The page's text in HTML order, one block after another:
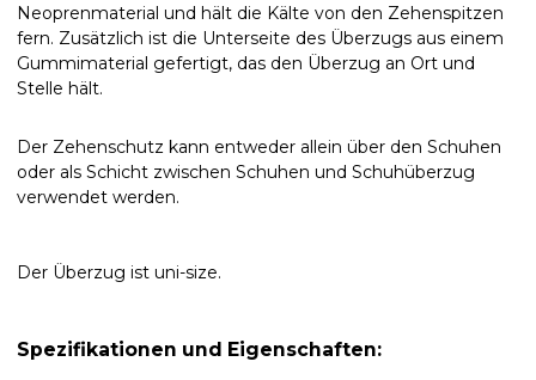
Neoprenmaterial und hält die Kälte von den Zehenspitzen
fern. Zusätzlich ist die Unterseite des Überzugs aus einem
Gummimaterial gefertigt, das den Überzug an Ort und
Stelle hält.
Der Zehenschutz kann entweder allein über den Schuhen
oder als Schicht zwischen Schuhen und Schuhüberzug
verwendet werden.
Der Überzug ist uni-size.
Spezifikationen und Eigenschaften: